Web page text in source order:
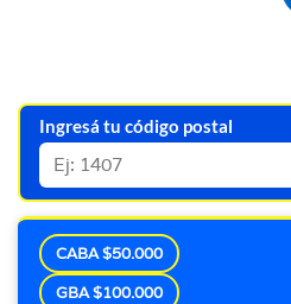
Ingresá tu código postal
CABA $50.000
GBA $100.000